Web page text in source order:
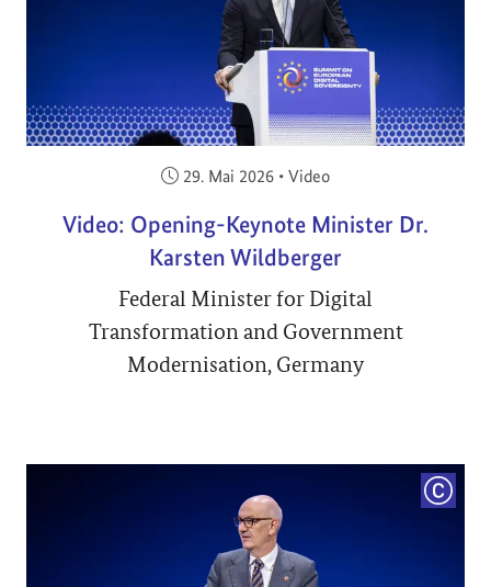
Veröffentlicht am:
29. Mai 2026 • Video
Video: Opening-Keynote Minister Dr.
Karsten Wildberger
Federal Minister for Digital
Transformation and Government
Modernisation, Germany